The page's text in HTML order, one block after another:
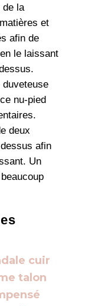
de la
et
afin de
le laissant
duveteuse
nu-pied
deux
afin
Un